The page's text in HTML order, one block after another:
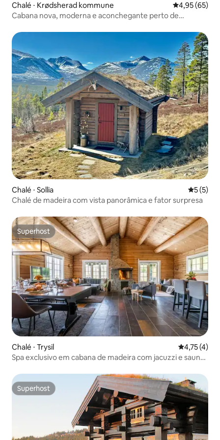
Chalé ⋅ Krødsherad kommune 4,95 de uma
4,95 (65)
Cabana nova, moderna e aconchegante perto de
Chalé ⋅ Sollia 5 de
5 (5)
Chalé de madeira com vista panorâmica e fator surpresa
Superhost
Superhost
Chalé ⋅ Trysil 4,75 de
4,75 (4)
Spa exclusivo em cabana de madeira com jacuzzi e sauna
Superhost
Superhost